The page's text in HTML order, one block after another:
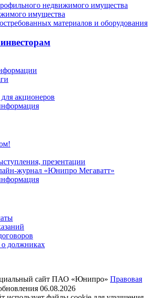
недвижимого имущества
имущества
материалов и оборудования
акционеров
презентации
журнал «Юнипро Мегаватт»
должниках
сайт ПАО «Юнипро» Правовая
06.08.2026